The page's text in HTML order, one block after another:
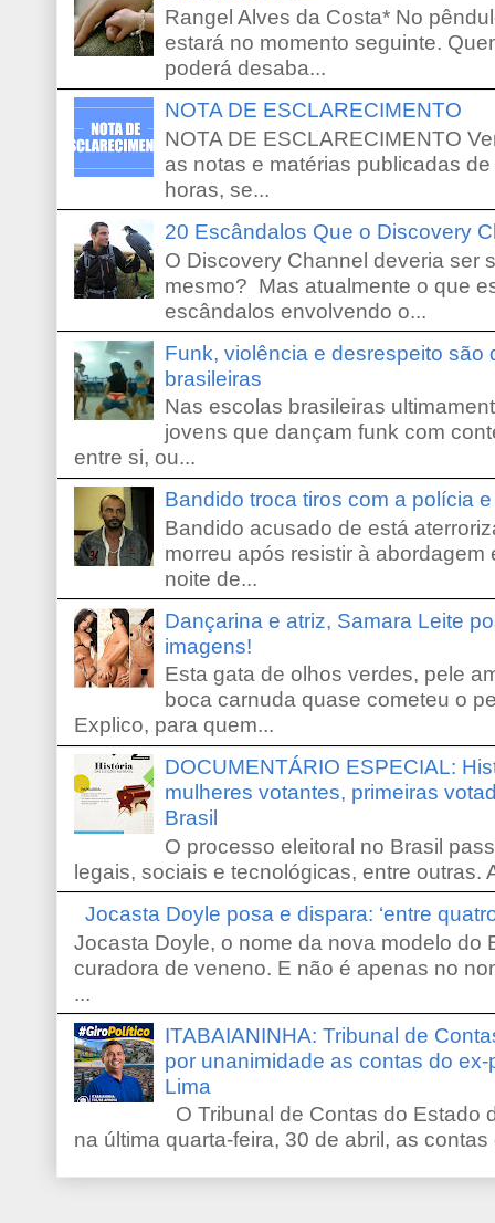
Rangel Alves da Costa* No
estará no momento seguinte.
poderá desaba...
NOTA DE ESCLARECIMENTO
NOTA DE ESCLARECIMENTO
as notas e matérias publicadas
horas, se...
20 Escândalos Que o Discovery
O Discovery Channel deveria ser
mesmo? Mas atualmente o que
escândalos envolvendo o...
Funk, violência e desrespeito são
brasileiras
Nas escolas brasileiras
jovens que dançam funk com
entre si, ou...
Bandido troca tiros com a polícia
Bandido acusado de está
morreu após resistir à
noite de...
Dançarina e atriz, Samara Leite
imagens!
Esta gata de olhos verdes, pele
boca carnuda quase cometeu o
Explico, para quem...
DOCUMENTÁRIO ESPECIAL:
mulheres votantes, primeiras
Brasil
O processo eleitoral no Brasil
legais, sociais e tecnológicas, entre outras.
Jocasta Doyle posa e dispara: ‘entre
Jocasta Doyle, o nome da nova modelo do
curadora de veneno. E não é apenas no
...
ITABAIANINHA: Tribunal de
por unanimidade as contas do
Lima
O Tribunal de Contas do Estado
na última quarta-feira, 30 de abril, as